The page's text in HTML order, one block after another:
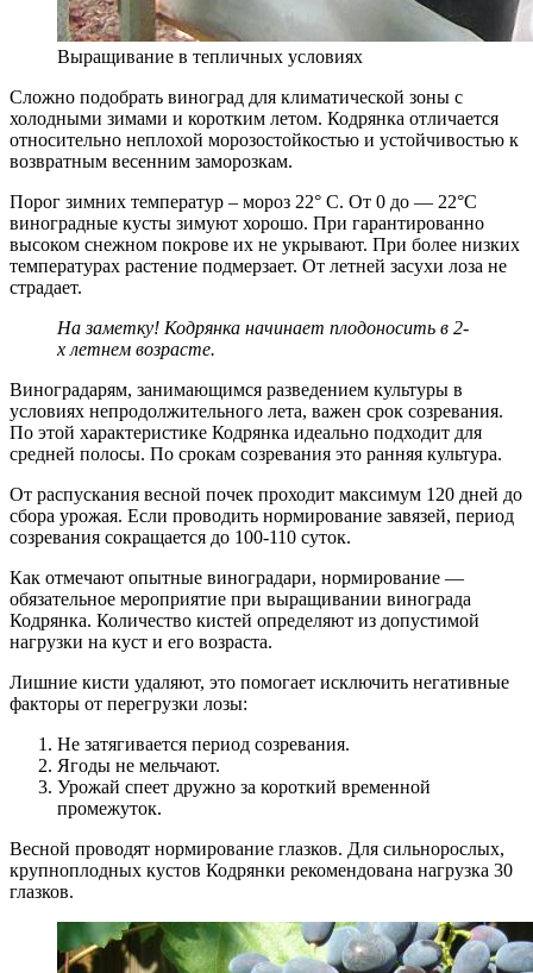
Выращивание в тепличных условиях
Сложно подобрать виноград для климатической зоны с
холодными зимами и коротким летом. Кодрянка отличается
относительно неплохой морозостойкостью и устойчивостью к
возвратным весенним заморозкам.
Порог зимних температур – мороз 22° C. От 0 до — 22°C
виноградные кусты зимуют хорошо. При гарантированно
высоком снежном покрове их не укрывают. При более низких
температурах растение подмерзает. От летней засухи лоза не
страдает.
На заметку! Кодрянка начинает плодоносить в 2-
х летнем возрасте.
Виноградарям, занимающимся разведением культуры в
условиях непродолжительного лета, важен срок созревания.
По этой характеристике Кодрянка идеально подходит для
средней полосы. По срокам созревания это ранняя культура.
От распускания весной почек проходит максимум 120 дней до
сбора урожая. Если проводить нормирование завязей, период
созревания сокращается до 100-110 суток.
Как отмечают опытные виноградари, нормирование —
обязательное мероприятие при выращивании винограда
Кодрянка. Количество кистей определяют из допустимой
нагрузки на куст и его возраста.
Лишние кисти удаляют, это помогает исключить негативные
факторы от перегрузки лозы:
Не затягивается период созревания.
Ягоды не мельчают.
Урожай спеет дружно за короткий временной
промежуток.
Весной проводят нормирование глазков. Для сильнорослых,
крупноплодных кустов Кодрянки рекомендована нагрузка 30
глазков.